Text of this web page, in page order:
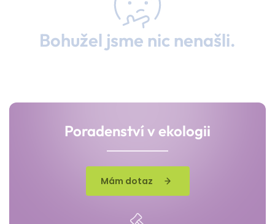
Bohužel jsme nic nenašli.
Poradenství v ekologii
Mám dotaz